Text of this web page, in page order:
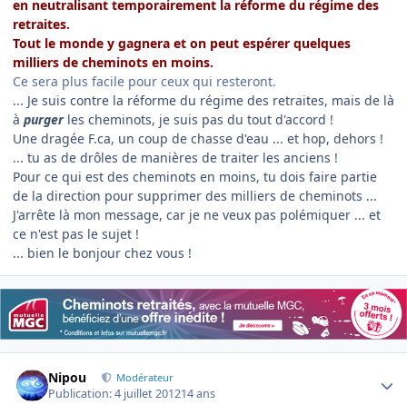
en neutralisant temporairement la réforme du régime des
retraites.
Tout le monde y gagnera et on peut espérer quelques
milliers de cheminots en moins.
Ce sera plus facile pour ceux qui resteront.
... Je suis contre la réforme du régime des retraites, mais de là
à purger les cheminots, je suis pas du tout d'accord !
Une dragée F.ca, un coup de chasse d'eau ... et hop, dehors !
... tu as de drôles de manières de traiter les anciens !
Pour ce qui est des cheminots en moins, tu dois faire partie
de la direction pour supprimer des milliers de cheminots ...
J'arrête là mon message, car je ne veux pas polémiquer ... et
ce n'est pas le sujet !
... bien le bonjour chez vous !
Nipou Modérateur
Publication:4 juillet 201214 ans